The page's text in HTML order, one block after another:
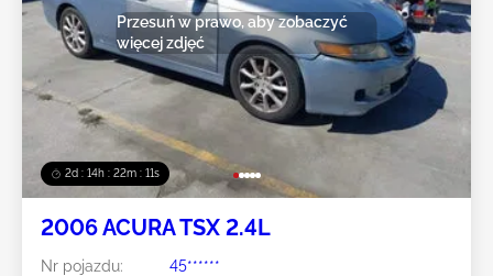
2d : 14h : 22m : 08s
Przesuń w prawo, aby zobaczyć
więcej zdjęć
2006 ACURA TSX 2.4L
Nr pojazdu:
45******